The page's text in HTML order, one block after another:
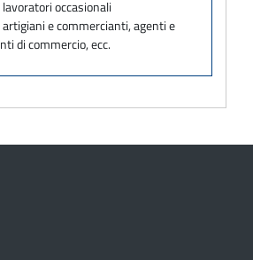
occasionali
e commercianti, agenti e
di commercio, ecc.